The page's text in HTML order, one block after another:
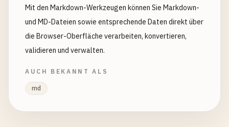
Mit den Markdown-Werkzeugen können Sie Markdown-
und MD-Dateien sowie entsprechende Daten direkt über
die Browser-Oberfläche verarbeiten, konvertieren,
validieren und verwalten.
AUCH BEKANNT ALS
md